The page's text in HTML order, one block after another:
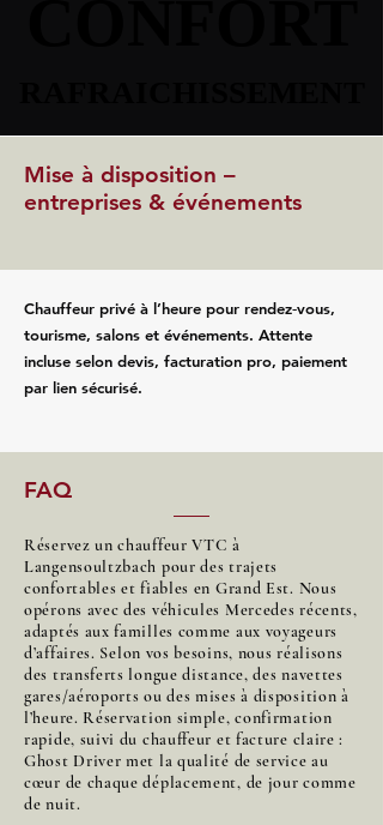
Mise à disposition –
entreprises & événements
Chauffeur privé à l’heure pour rendez‑vous,
tourisme, salons et événements. Attente
incluse selon devis, facturation pro, paiement
par lien sécurisé.
FAQ
Réservez un chauffeur VTC à
Langensoultzbach pour des trajets
confortables et fiables en Grand Est. Nous
opérons avec des véhicules Mercedes récents,
adaptés aux familles comme aux voyageurs
d’affaires. Selon vos besoins, nous réalisons
des transferts longue distance, des navettes
gares/aéroports ou des mises à disposition à
l’heure. Réservation simple, confirmation
rapide, suivi du chauffeur et facture claire :
Ghost Driver met la qualité de service au
cœur de chaque déplacement, de jour comme
de nuit.